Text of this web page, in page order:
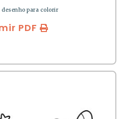
para colorir
PDF